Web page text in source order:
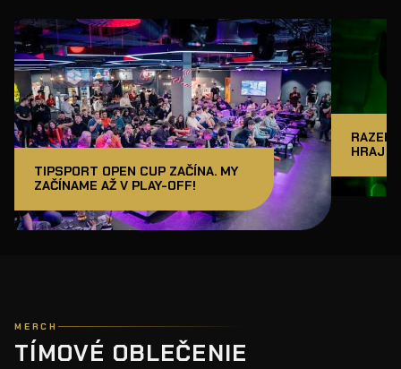
TIPSPORT OPEN CUP ZAČÍNA. MY
ZAČÍNAME AŽ V PLAY-OFF!
RAZER
HRAJ
MERCH
TÍMOVÉ OBLEČENIE